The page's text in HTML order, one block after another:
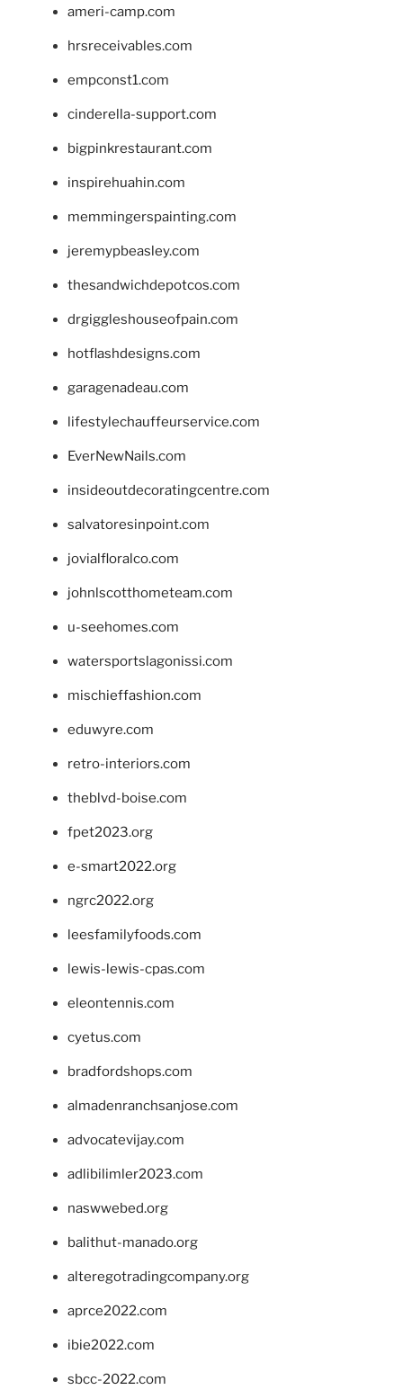
ameri-camp.com
hrsreceivables.com
empconst1.com
cinderella-support.com
bigpinkrestaurant.com
inspirehuahin.com
memmingerspainting.com
jeremypbeasley.com
thesandwichdepotcos.com
drgiggleshouseofpain.com
hotflashdesigns.com
garagenadeau.com
lifestylechauffeurservice.com
EverNewNails.com
insideoutdecoratingcentre.com
salvatoresinpoint.com
jovialfloralco.com
johnlscotthometeam.com
u-seehomes.com
watersportslagonissi.com
mischieffashion.com
eduwyre.com
retro-interiors.com
theblvd-boise.com
fpet2023.org
e-smart2022.org
ngrc2022.org
leesfamilyfoods.com
lewis-lewis-cpas.com
eleontennis.com
cyetus.com
bradfordshops.com
almadenranchsanjose.com
advocatevijay.com
adlibilimler2023.com
naswwebed.org
balithut-manado.org
alteregotradingcompany.org
aprce2022.com
ibie2022.com
sbcc-2022.com